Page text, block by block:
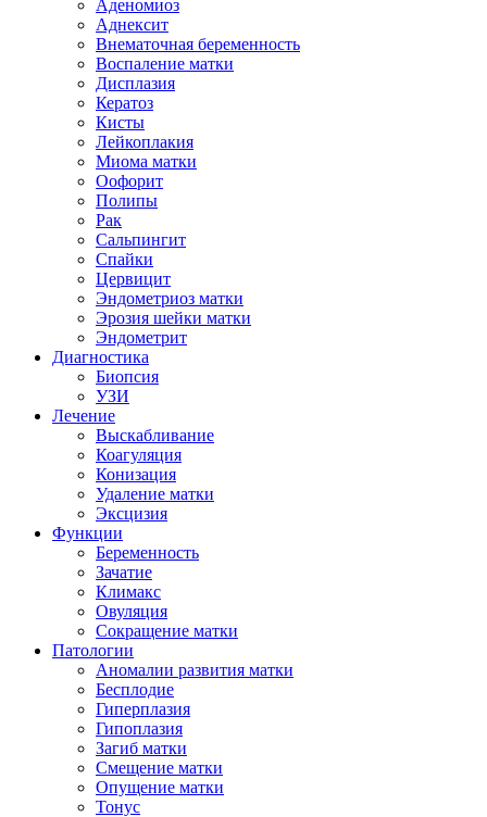
Аденомиоз
Аднексит
Внематочная беременность
Воспаление матки
Дисплазия
Кератоз
Кисты
Лейкоплакия
Миома матки
Оофорит
Полипы
Рак
Сальпингит
Спайки
Цервицит
Эндометриоз матки
Эрозия шейки матки
Эндометрит
Диагностика
Биопсия
УЗИ
Лечение
Выскабливание
Коагуляция
Конизация
Удаление матки
Эксцизия
Функции
Беременность
Зачатие
Климакс
Овуляция
Сокращение матки
Патологии
Аномалии развития матки
Бесплодие
Гиперплазия
Гипоплазия
Загиб матки
Смещение матки
Опущение матки
Тонус